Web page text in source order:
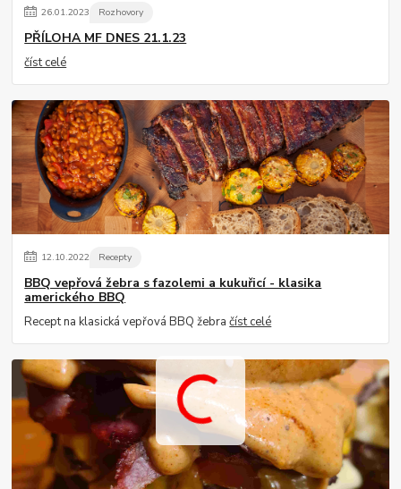
26.01.2023 Rozhovory
PŘÍLOHA MF DNES 21.1.23
číst celé
12.10.2022 Recepty
BBQ vepřová žebra s fazolemi a kukuřicí - klasika
amerického BBQ
Recept na klasická vepřová BBQ žebračíst celé